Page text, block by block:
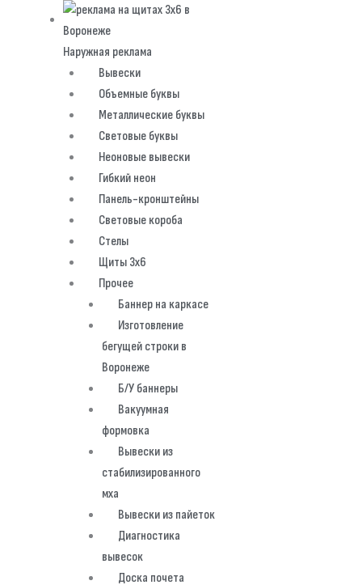
Наружная реклама
Вывески
Объемные буквы
Металлические буквы
Световые буквы
Неоновые вывески
Гибкий неон
Панель-кронштейны
Световые короба
Стелы
Щиты 3х6
Прочее
Баннер на каркасе
Изготовление
бегущей строки в
Воронеже
Б/У баннеры
Вакуумная
формовка
Вывески из
стабилизированного
мха
Вывески из пайеток
Диагностика
вывесок
Доска почета